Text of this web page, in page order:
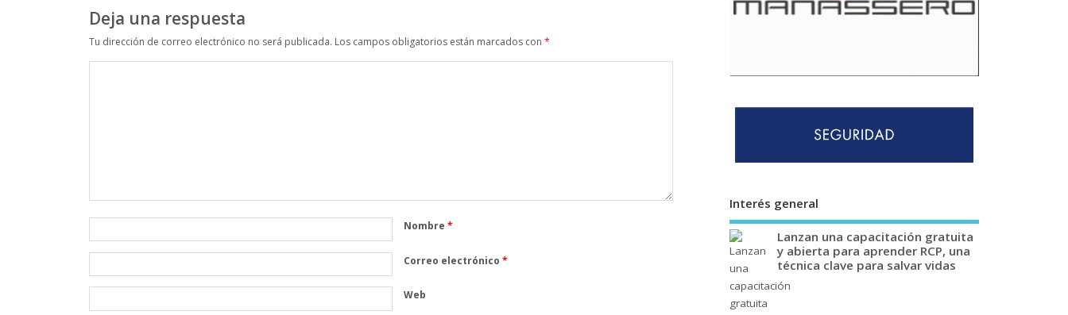
Deja una respuesta
Tu dirección de correo electrónico no será publicada. Los campos obligatorios están marcados con *
Nombre *
Correo electrónico *
Web
Interés general
Lanzan una capacitación gratuita
y abierta para aprender RCP, una
técnica clave para salvar vidas